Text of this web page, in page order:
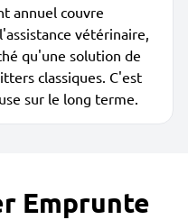
annuel couvre
vétérinaire,
qu'une solution de
classiques. C'est
sur le long terme.
Emprunte